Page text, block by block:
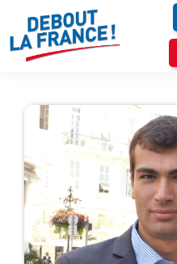
Panneau de gestion des cookies